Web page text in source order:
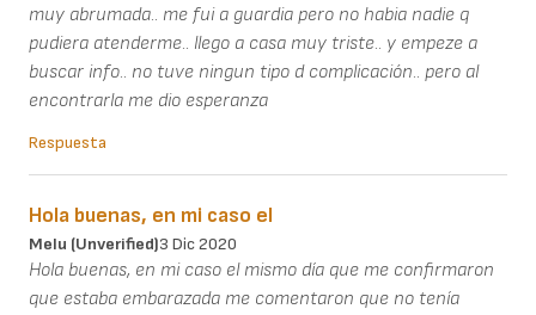
muy abrumada.. me fui a guardia pero no habia nadie q
pudiera atenderme.. llego a casa muy triste.. y empeze a
buscar info.. no tuve ningun tipo d complicación.. pero al
encontrarla me dio esperanza
Respuesta
Hola buenas, en mi caso el
Melu (unverified)3 Dic 2020
Hola buenas, en mi caso el mismo día que me confirmaron
que estaba embarazada me comentaron que no tenía